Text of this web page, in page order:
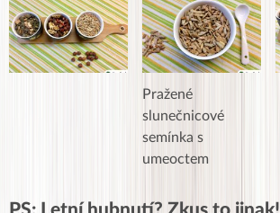
Pražené
slunečnicové
semínka s
umeoctem